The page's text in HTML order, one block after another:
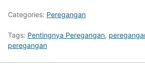
Categories: Peregangan
Tags: Pentingnya Peregangan,
peregangan